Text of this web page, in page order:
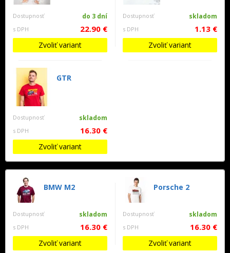
Dostupnosť do 3 dní
s DPH 22.90 €
Zvoliť variant
Dostupnosť skladom
s DPH 1.13 €
Zvoliť variant
GTR
Dostupnosť skladom
s DPH 16.30 €
Zvoliť variant
BMW M2
Dostupnosť skladom
s DPH 16.30 €
Zvoliť variant
Porsche 2
Dostupnosť skladom
s DPH 16.30 €
Zvoliť variant